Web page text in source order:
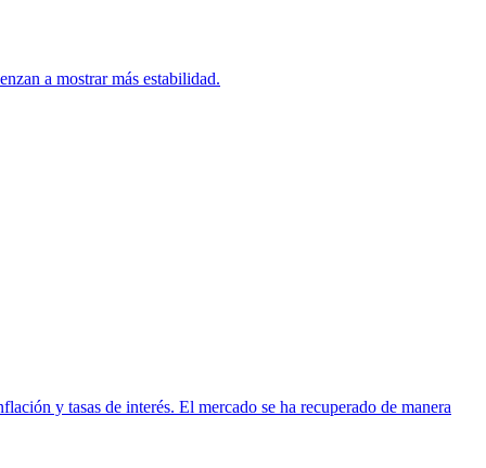
a mostrar más estabilidad.
y tasas de interés. El mercado se ha recuperado de manera